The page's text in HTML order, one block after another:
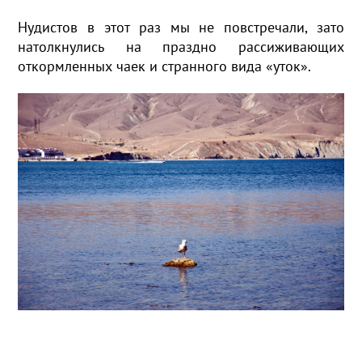
Нудистов в этот раз мы не повстречали, зато
натолкнулись на праздно рассиживающих
откормленных чаек и странного вида «уток».